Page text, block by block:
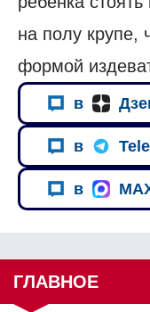
на полу крупе,
формой
в
в
в
ГЛАВНОЕ